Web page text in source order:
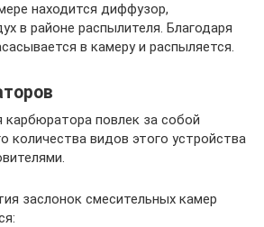
находится диффузор,
в районе распылителя. Благодаря
в камеру и распыляется.
карбюратора повлек за собой
количества видов этого устройства
заслонок смесительных камер